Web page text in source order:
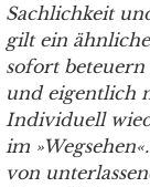
Sachlichkeit
gilt ein
sofort
und eigentlich
Individuell
im
von